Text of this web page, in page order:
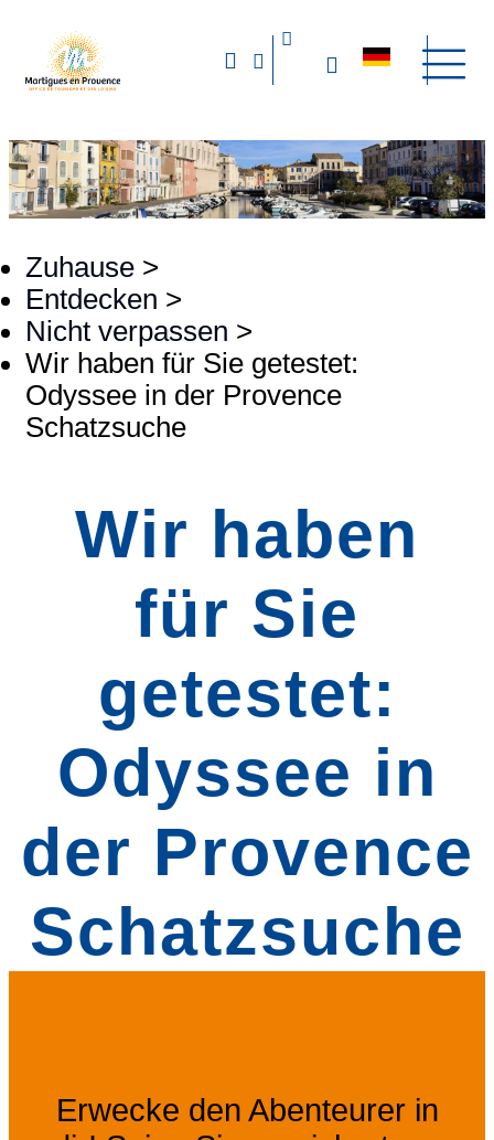
Zuhause >
Entdecken >
Nicht verpassen >
Wir haben für Sie getestet:
Odyssee in der Provence
Schatzsuche
Wir haben
für Sie
getestet:
Odyssee in
der Provence
Schatzsuche
Erwecke den Abenteurer in